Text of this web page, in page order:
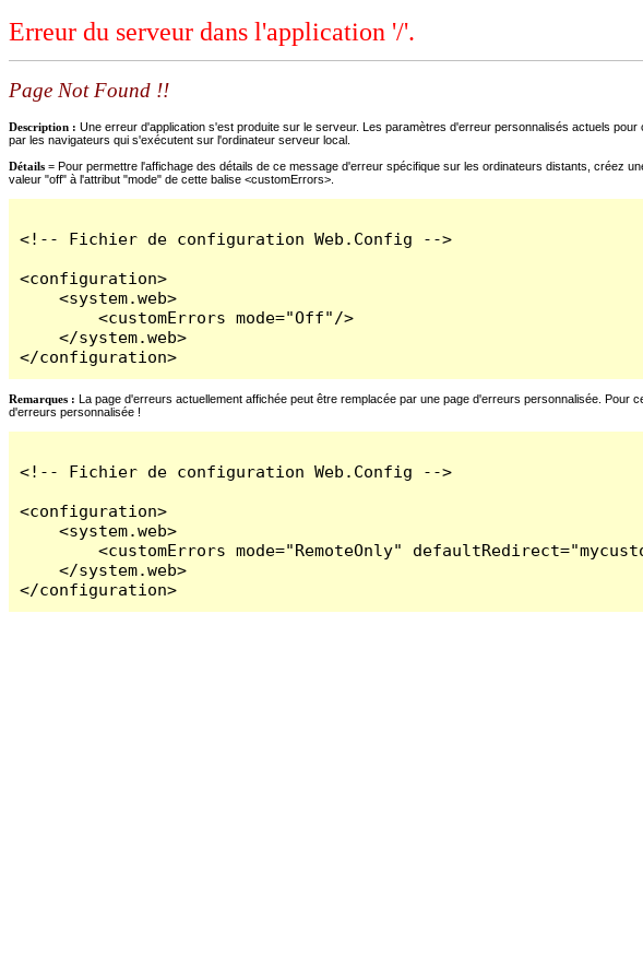
Erreur du serveur dans l'application '/'.
Page Not Found !!
Description : Une erreur d'application s'est produite sur le serveur. Les paramètres d'erreur personnalisés actuels
par les navigateurs qui s'exécutent sur l'ordinateur serveur local.
Détails = Pour permettre l'affichage des détails de ce message d'erreur spécifique sur les ordinateurs distants, créez
valeur "off" à l'attribut "mode" de cette balise <customErrors>.
<!-- Fichier de configuration Web.Config -->
<configuration>
    <system.web>
        <customErrors mode="Off"/>
    </system.web>
</configuration>
Remarques : La page d'erreurs actuellement affichée peut être remplacée par une page d'erreurs personnalisée. Pour
d'erreurs personnalisée !
<!-- Fichier de configuration Web.Config -->
<configuration>
    <system.web>
<customErrors mode="RemoteOnly"
    </system.web>
</configuration>